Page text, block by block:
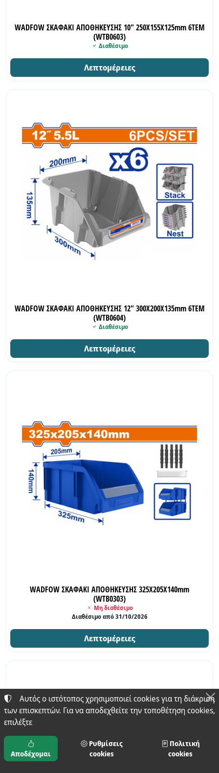
WADFOW ΣΚΑΦΑΚΙ ΑΠΟΘΗΚΕΥΣΗΣ 10" 250Χ155Χ125mm 6ΤΕΜ
(WTB0603)
Διαθέσιμο
Λεπτομέρειες
WADFOW ΣΚΑΦΑΚΙ ΑΠΟΘΗΚΕΥΣΗΣ 12" 300Χ200Χ135mm 6ΤΕΜ
(WTB0604)
Διαθέσιμο
Λεπτομέρειες
WADFOW ΣΚΑΦΑΚΙ ΑΠΟΘΗΚΕΥΣΗΣ 325Χ205Χ140mm
(WTB0303)
Μη διαθέσιμο
Διαθέσιμο από 31/10/2026
Λεπτομέρειες
Αυτός ο ιστότοπος χρησιμοποιεί cookies για τη διάκριση
των επισκεπτών. Για να αποδεχθείτε την τοποθέτηση cookies,
επιλέξτε
Αποδέχομαι
Ρυθμίσεις
cookies
Πολιτική
cookies